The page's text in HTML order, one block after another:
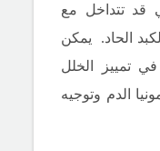
قد تتداخل مع
الحاد.
يمكن
تمييز الخلل
الدم وتوجيه